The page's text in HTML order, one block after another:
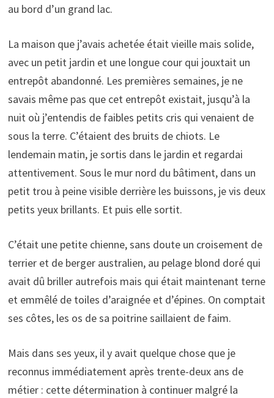
au bord d’un grand lac.
La maison que j’avais achetée était vieille mais solide,
avec un petit jardin et une longue cour qui jouxtait un
entrepôt abandonné. Les premières semaines, je ne
savais même pas que cet entrepôt existait, jusqu’à la
nuit où j’entendis de faibles petits cris qui venaient de
sous la terre. C’étaient des bruits de chiots. Le
lendemain matin, je sortis dans le jardin et regardai
attentivement. Sous le mur nord du bâtiment, dans un
petit trou à peine visible derrière les buissons, je vis deux
petits yeux brillants. Et puis elle sortit.
C’était une petite chienne, sans doute un croisement de
terrier et de berger australien, au pelage blond doré qui
avait dû briller autrefois mais qui était maintenant terne
et emmêlé de toiles d’araignée et d’épines. On comptait
ses côtes, les os de sa poitrine saillaient de faim.
Mais dans ses yeux, il y avait quelque chose que je
reconnus immédiatement après trente-deux ans de
métier : cette détermination à continuer malgré la